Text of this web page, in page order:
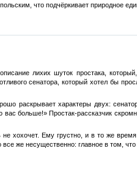
что подчёркивает природное
лихих шуток простака,
сенатора, который хотел бы
раскрывает характеры двух:
больше!» Простак-рассказчик
хохочет. Ему грустно, и в то же
все же несущественно: главное в том,